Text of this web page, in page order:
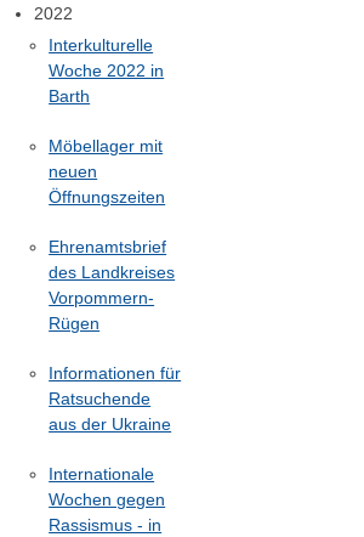
2022
Interkulturelle
Woche 2022 in
Barth
Möbellager mit
neuen
Öffnungszeiten
Ehrenamtsbrief
des Landkreises
Vorpommern-
Rügen
Informationen für
Ratsuchende
aus der Ukraine
Internationale
Wochen gegen
Rassismus - in